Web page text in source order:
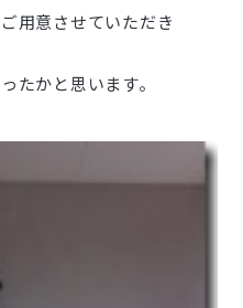
用意させていただき
たかと思います。